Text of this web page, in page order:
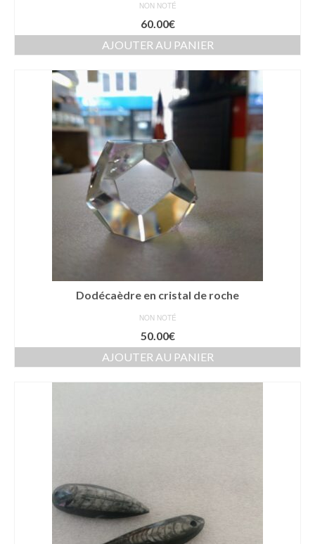
NON NOTÉ
60.00€
AJOUTER AU PANIER
Dodécaèdre en cristal de roche
NON NOTÉ
50.00€
AJOUTER AU PANIER